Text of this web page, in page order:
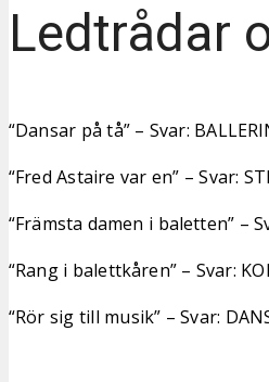
Ledtrådar
“Dansar på tå” – Svar:
“Fred Astaire var en” – Svar:
“Främsta damen i baletten” –
“Rang i balettkåren” – Svar:
“Rör sig till musik” – Svar: